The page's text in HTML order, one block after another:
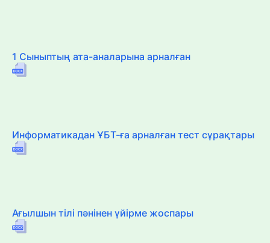
1 Сыныптың ата-аналарына арналған
Информатикадан ҰБТ-ға арналған тест сұрақтары
Ағылшын тілі пәнінен үйірме жоспары